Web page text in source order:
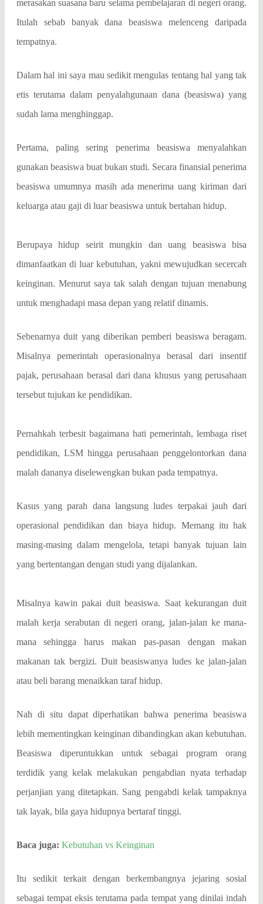
merasakan suasana baru selama pembelajaran di negeri orang.
Itulah sebab banyak dana beasiswa melenceng daripada
tempatnya.
Dalam hal ini saya mau sedikit mengulas tentang hal yang tak
etis terutama dalam penyalahgunaan dana (beasiswa) yang
sudah lama menghinggap.
Pertama, paling sering penerima beasiswa menyalahkan
gunakan beasiswa buat bukan studi. Secara finansial penerima
beasiswa umumnya masih ada menerima uang kiriman dari
keluarga atau gaji di luar beasiswa untuk bertahan hidup.
Berupaya hidup seirit mungkin dan uang beasiswa bisa
dimanfaatkan di luar kebutuhan, yakni mewujudkan secercah
keinginan. Menurut saya tak salah dengan tujuan menabung
untuk menghadapi masa depan yang relatif dinamis.
Sebenarnya duit yang diberikan pemberi beasiswa beragam.
Misalnya pemerintah operasionalnya berasal dari insentif
pajak, perusahaan berasal dari dana khusus yang perusahaan
tersebut tujukan ke pendidikan.
Pernahkah terbesit bagaimana hati pemerintah, lembaga riset
pendidikan, LSM hingga perusahaan penggelontorkan dana
malah dananya diselewengkan bukan pada tempatnya.
Kasus yang parah dana langsung ludes terpakai jauh dari
operasional pendidikan dan biaya hidup. Memang itu hak
masing-masing dalam mengelola, tetapi banyak tujuan lain
yang bertentangan dengan studi yang dijalankan.
Misalnya kawin pakai duit beasiswa. Saat kekurangan duit
malah kerja serabutan di negeri orang, jalan-jalan ke mana-
mana sehingga harus makan pas-pasan dengan makan
makanan tak bergizi. Duit beasiswanya ludes ke jalan-jalan
atau beli barang menaikkan taraf hidup.
Nah di situ dapat diperhatikan bahwa penerima beasiswa
lebih mementingkan keinginan dibandingkan akan kebutuhan.
Beasiswa diperuntukkan untuk sebagai program orang
terdidik yang kelak melakukan pengabdian nyata terhadap
perjanjian yang ditetapkan. Sang pengabdi kelak tampaknya
tak layak, bila gaya hidupnya bertaraf tinggi.
Baca juga: Kebutuhan vs Keinginan
Itu sedikit terkait dengan berkembangnya jejaring sosial
sebagai tempat eksis terutama pada tempat yang dinilai indah